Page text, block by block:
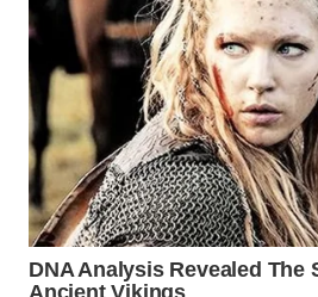
WN
SUKABUMI
WN
PURWAKARTA
WN
PRIANGAN
TIMUR